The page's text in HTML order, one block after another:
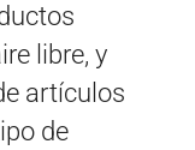
libre, y
artículos
de